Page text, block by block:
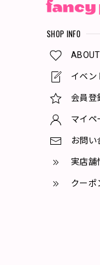
SHOP INFO
ABOUT
イベン
会員登
マイペ
お問い
実店舗
クーポ